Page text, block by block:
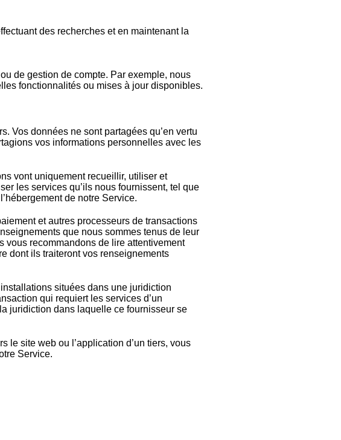
des recherches et en maintenant la
de gestion de compte. Par exemple, nous
fonctionnalités ou mises à jour disponibles.
Vos données ne sont partagées qu’en vertu
vos informations personnelles avec les
vont uniquement recueillir, utiliser et
les services qu’ils nous fournissent, tel que
de notre Service.
et autres processeurs de transactions
que nous sommes tenus de leur
vous recommandons de lire attentivement
dont ils traiteront vos renseignements
situées dans une juridiction
qui requiert les services d’un
juridiction dans laquelle ce fournisseur se
le site web ou l’application d’un tiers, vous
Service.